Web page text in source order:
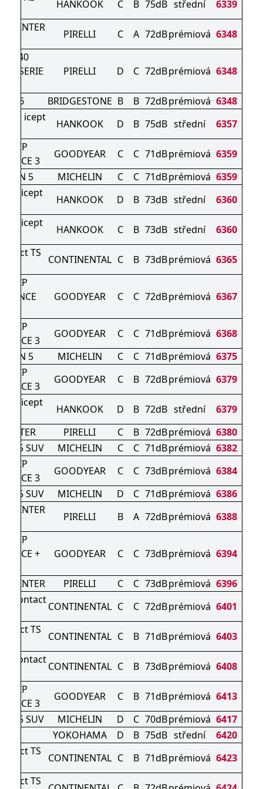
HANKOOK C B 75dB střední
6339
WINTER
PIRELLI C A 72dBprémiová 6348
240
SERIE
PIRELLI D C 72dBprémiová 6348
6 BRIDGESTONE B B 72dBprémiová 6348
icept
HANKOOK D B 75dB střední
6357
3
GOODYEAR C C 71dBprémiová 6359
5
MICHELIN C C 71dBprémiová 6359
icept
HANKOOK D B 73dB střední
6360
icept
HANKOOK C B 73dB střední
6360
TS
CONTINENTAL C B 73dBprémiová 6365
GOODYEAR C C 72dBprémiová 6367
3
GOODYEAR C C 71dBprémiová 6368
5
MICHELIN C C 71dBprémiová 6375
3
GOODYEAR C B 72dBprémiová 6379
icept
HANKOOK D B 72dB střední
6379
PIRELLI C B 72dBprémiová 6380
5 SUV
MICHELIN C C 71dBprémiová 6382
3
GOODYEAR C C 73dBprémiová 6384
5 SUV
MICHELIN D C 71dBprémiová 6386
WINTER
PIRELLI B A 72dBprémiová 6388
+
GOODYEAR C C 73dBprémiová 6394
WINTER PIRELLI C C 73dBprémiová 6396
CONTINENTAL C C 72dBprémiová 6401
TS
CONTINENTAL C B 71dBprémiová 6403
CONTINENTAL C B 73dBprémiová 6408
3
GOODYEAR C B 71dBprémiová 6413
5 SUV
MICHELIN D C 70dBprémiová 6417
YOKOHAMA D B 75dB střední
6420
TS
CONTINENTAL C B 71dBprémiová 6423
TS